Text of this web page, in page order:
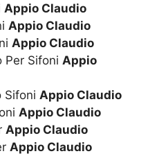
Appio Claudio
Appio Claudio
Appio Claudio
Per Sifoni Appio
Sifoni Appio Claudio
Appio Claudio
Appio Claudio
Appio Claudio